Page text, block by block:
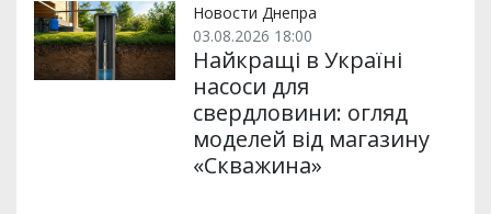
Новости Днепра
03.08.2026 18:00
Найкращі в Україні
насоси для
свердловини: огляд
моделей від магазину
«Скважина»